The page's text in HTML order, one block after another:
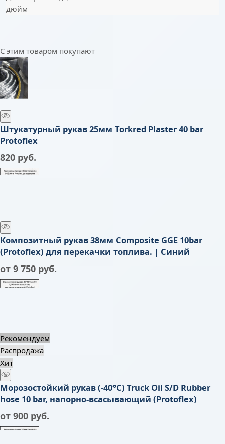
дюйм
С этим товаром покупают
Штукатурный рукав 25мм Torkred Plaster 40 bar
Protoflex
820 руб.
Композитный рукав 38мм Composite GGE 10bar
(Protoflex) для перекачки топлива. | Синий
от 9 750 руб.
Рекомендуем
Распродажа
Хит
Морозостойкий рукав (-40°C) Truck Oil S/D Rubber
hose 10 bar, напорно-всасывающий (Protoflex)
от 900 руб.